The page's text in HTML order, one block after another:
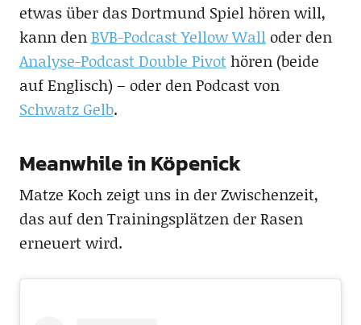
etwas über das Dortmund Spiel hören will,
kann denBVB-Podcast Yellow Walloder den
Analyse-Podcast Double Pivothören (beide
auf Englisch) – oder den Podcast von
Schwatz Gelb.
Meanwhile in Köpenick
Matze Koch zeigt uns in der Zwischenzeit,
das auf den Trainingsplätzen der Rasen
erneuert wird.